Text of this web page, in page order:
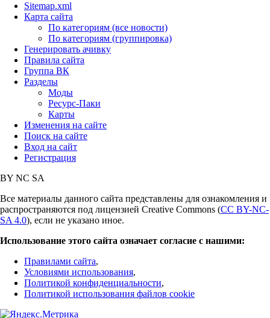
Sitemap.xml
Карта сайта
По категориям (все новости)
По категориям (группировка)
Генерировать ачивку
Правила сайта
Группа ВК
Разделы
Моды
Ресурс-Паки
Карты
Изменения на сайте
Поиск на сайте
Вход на сайт
Регистрация
BY NC SA
Все материалы данного сайта представлены для ознакомления и
распространяются под лицензией Creative Commons (CC BY-NC-
SA 4.0), если не указано иное.
Использование этого сайта означает согласие с нашими:
Правилами сайта,
Условиями использования,
Политикой конфиденциальности,
Политикой использования файлов cookie